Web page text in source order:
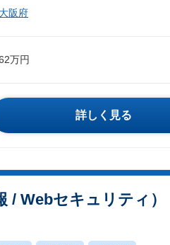
大阪府
万円
詳しく見る
/ Webセキュリティ）